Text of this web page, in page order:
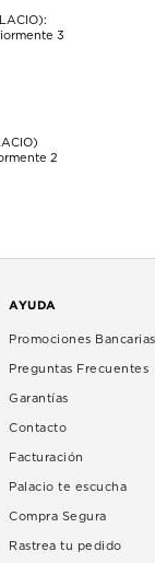
3
2
AYUDA
Promociones Bancarias
Preguntas Frecuentes
Garantías
Contacto
Facturación
Palacio te escucha
Compra Segura
Rastrea tu pedido